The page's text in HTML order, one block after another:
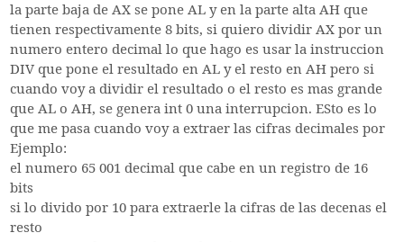
la parte baja de AX se pone AL y en la parte alta AH que
tienen respectivamente 8 bits, si quiero dividir AX por un
numero entero decimal lo que hago es usar la instruccion
DIV que pone el resultado en AL y el resto en AH pero si
cuando voy a dividir el resultado o el resto es mas grande
que AL o AH, se genera int 0 una interrupcion. ESto es lo
que me pasa cuando voy a extraer las cifras decimales por
Ejemplo:
el numero 65 001 decimal que cabe en un registro de 16
bits
si lo divido por 10 para extraerle la cifras de las decenas el
resto